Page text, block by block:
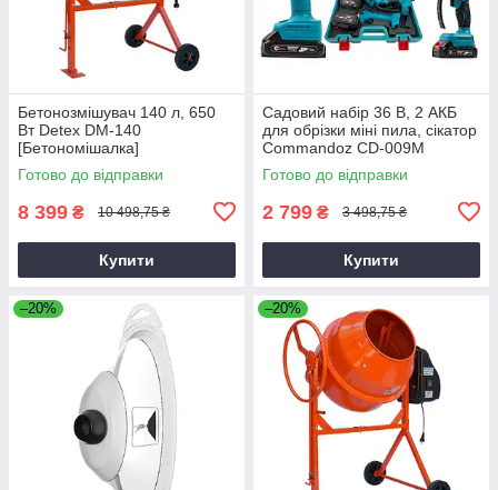
Бетонозмішувач 140 л, 650
Вт Detex DM-140
[Бетономішалка]
Готово до відправки
8 399 ₴ 10 498,75 ₴
Купити
Садовий набір 36 В, 2 АКБ
для обрізки міні пила, сікатор
Commandoz CD-009M
Готово до відправки
2 799 ₴ 3 498,75 ₴
Купити
–20% –20%